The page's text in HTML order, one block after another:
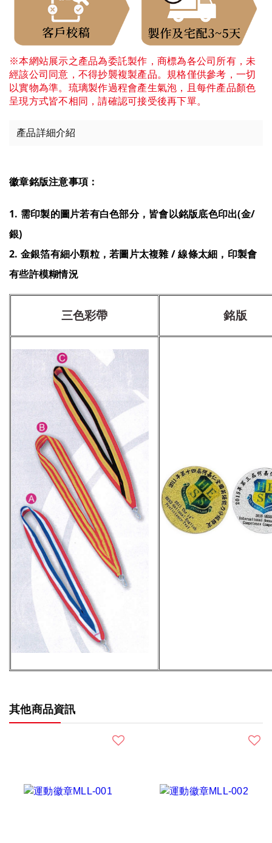
※本網站展示之產品為委託製作，商標為各公司所有，未
經該公司同意，不得抄襲複製產品。規格僅供參考，一切
以實物為準。琉璃製作過程會產生氣泡，且每件產品顏色
呈現方式皆不相同，請確認可接受後再下單。
產品詳細介紹
徽章銘版注意事項：
1. 需印製的圖片若有白色部分，皆會以銘版底色印出(金/
銀)
2. 金銀箔有細小顆粒，若圖片太複雜 / 線條太細，印製會
有些許模糊情況
三色彩帶 銘版
其他商品資訊